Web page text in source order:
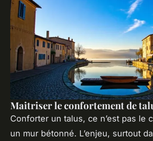
Maitriser le confortement de
Conforter un talus, ce n’est pas le
un mur bétonné. L’enjeu, surtout